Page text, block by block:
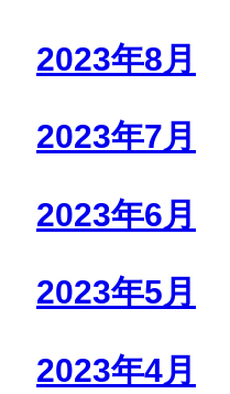
2023年8月
2023年7月
2023年6月
2023年5月
2023年4月